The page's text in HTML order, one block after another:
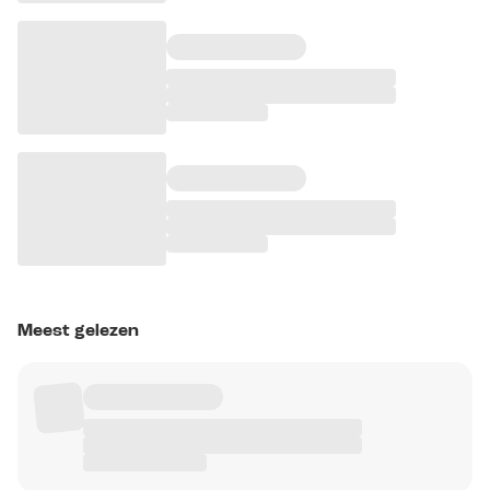
Meest gelezen